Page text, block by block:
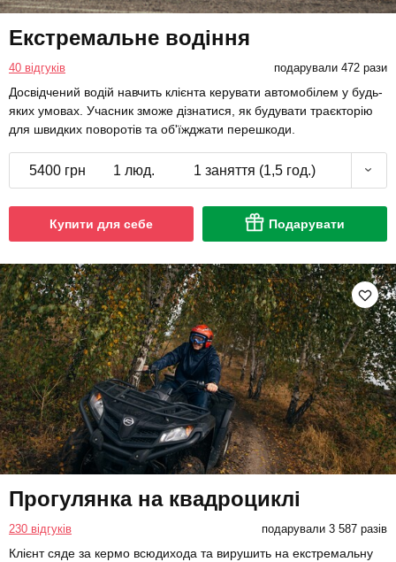
Екстремальне водіння
40 відгуків подарували 472 рази
Досвідчений водій навчить клієнта керувати автомобілем у будь-
яких умовах. Учасник зможе дізнатися, як будувати траєкторію
для швидких поворотів та об'їжджати перешкоди.
5400 грн 1 люд. 1 заняття (1,5 год.)
Купити для себе Подарувати
Прогулянка на квадроциклі
230 відгуків подарували 3 587 разів
Клієнт сяде за кермо всюдихода та вирушить на екстремальну